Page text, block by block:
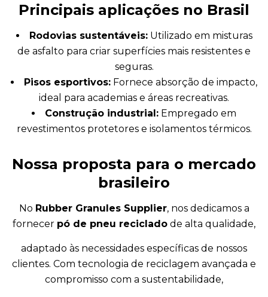
Principais aplicações no Brasil
Rodovias sustentáveis:Utilizado em misturas
de asfalto para criar superfícies mais resistentes e
seguras.
Pisos esportivos: Fornece absorção de impacto,
ideal para academias e áreas recreativas.
Construção industrial: Empregado em
revestimentos protetores e isolamentos térmicos.
Nossa proposta para o mercado
brasileiro
No Rubber Granules Supplier, nos dedicamos a
fornecer pó de pneu reciclado de alta qualidade,
adaptado às necessidades específicas de nossos
clientes. Com tecnologia de reciclagem avançada e
compromisso com a sustentabilidade,